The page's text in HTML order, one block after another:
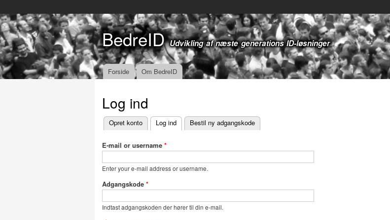
hovedindholdSekundær menu
BedreID Udvikling af næste generations ID-løsninger
Hovedmenu
Forside Om BedreID
Log ind
Primære faneblade
Opret konto Log ind (aktiv fane)
Bestil ny adgangskode
E-mail or username *
Enter your e-mail address or username.
Adgangskode *
Indtast adgangskoden der hører til din e-mail.